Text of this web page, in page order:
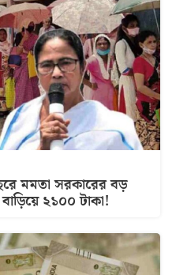
মমতা সরকারের বড়
বাড়িয়ে ২১০০ টাকা!